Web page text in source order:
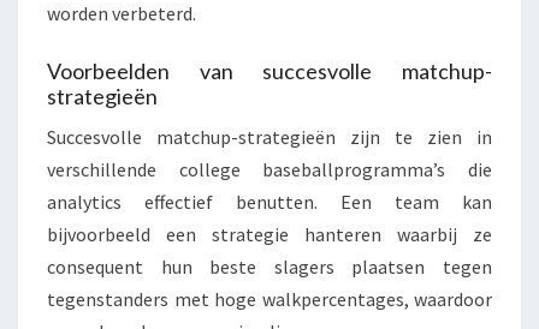
worden verbeterd.
Voorbeelden van succesvolle matchup-
strategieën
Succesvolle matchup-strategieën zijn te zien in
verschillende college baseballprogramma’s die
analytics effectief benutten. Een team kan
bijvoorbeeld een strategie hanteren waarbij ze
consequent hun beste slagers plaatsen tegen
tegenstanders met hoge walkpercentages, waardoor